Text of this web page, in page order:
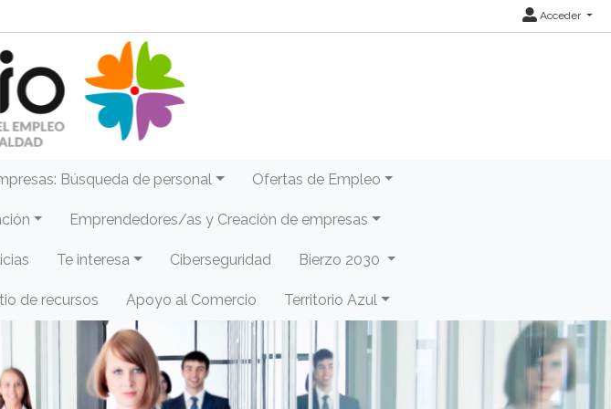
Acceder
Búsqueda de personal Ofertas de Empleo
Emprendedores/as y Creación de empresas
Te interesa Ciberseguridad Bierzo 2030
de recursos Apoyo al Comercio Territorio Azul